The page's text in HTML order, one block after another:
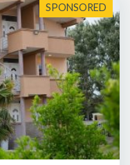
SPONSORED